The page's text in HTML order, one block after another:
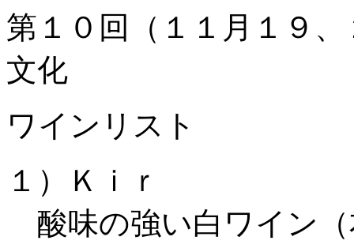
第１０回（１１月１９
文化
ワインリスト
１）Ｋｉｒ
酸味の強い白ワイン（